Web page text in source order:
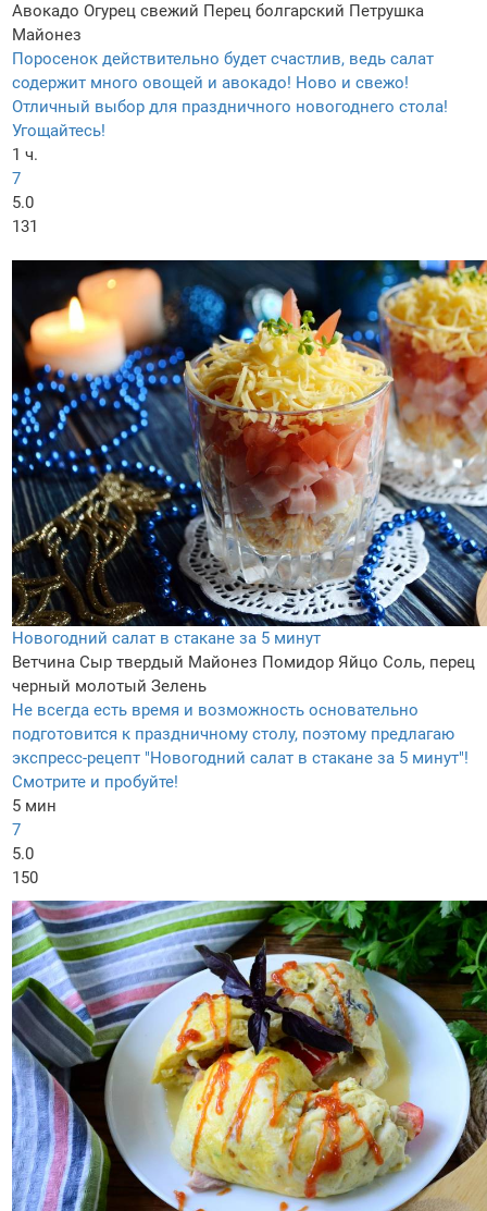
Авокадо Огурец свежий Перец болгарский Петрушка
Майонез
Поросенок действительно будет счастлив, ведь салат
содержит много овощей и авокадо! Ново и свежо!
Отличный выбор для праздничного новогоднего стола!
Угощайтесь!
1 ч.
7
5.0
131
Новогодний салат в стакане за 5 минут
Ветчина Сыр твердый Майонез Помидор Яйцо Соль, перец
черный молотый Зелень
Не всегда есть время и возможность основательно
подготовится к праздничному столу, поэтому предлагаю
экспресс-рецепт "Новогодний салат в стакане за 5 минут"!
Смотрите и пробуйте!
5 мин
7
5.0
150